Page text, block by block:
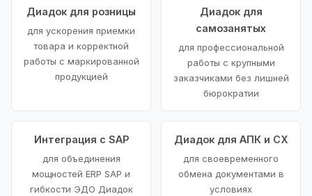
Диадок для розницы
для ускорения приемки
товара и корректной
работы с маркированной
продукцией
Диадок для
самозанятых
для профессиональной
работы с крупными
заказчиками без лишней
бюрократии
Интеграция с SAP
для объединения
мощностей ERP SAP и
гибкости ЭДО Диадок
Диадок для АПК и СХ
для своевременного
обмена документами в
условиях